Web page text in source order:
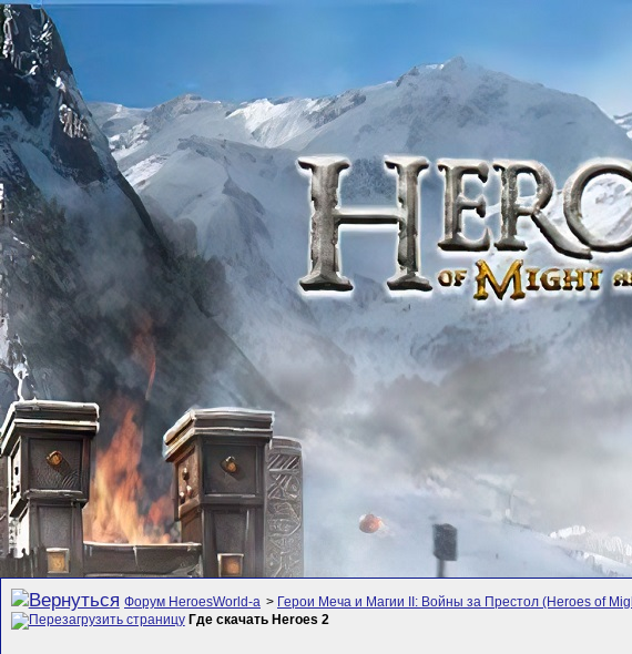
Форум HeroesWorld-а > Герои Меча и Магии II: Войны за Престол (Heroes of
Где скачать Heroes 2